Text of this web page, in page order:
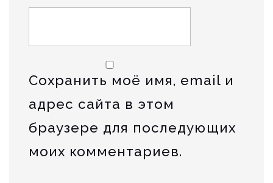
Сохранить моё имя, email и
адрес сайта в этом
браузере для последующих
моих комментариев.